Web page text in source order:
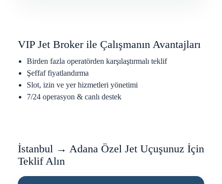
VIP Jet Broker ile Çalışmanın Avantajları
Birden fazla operatörden karşılaştırmalı teklif
Şeffaf fiyatlandırma
Slot, izin ve yer hizmetleri yönetimi
7/24 operasyon & canlı destek
İstanbul → Adana Özel Jet Uçuşunuz İçin
Teklif Alın